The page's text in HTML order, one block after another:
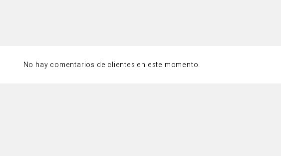
No hay comentarios de clientes en este momento.